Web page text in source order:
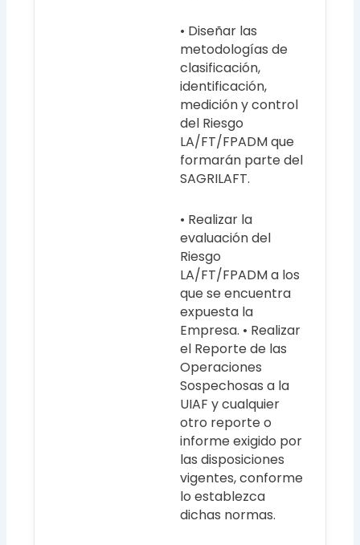
• Diseñar las
metodologías de
clasificación,
identificación,
medición y control
del Riesgo
LA/FT/FPADM que
formarán parte del
SAGRILAFT.
• Realizar la
evaluación del
Riesgo
LA/FT/FPADM a los
que se encuentra
expuesta la
Empresa. • Realizar
el Reporte de las
Operaciones
Sospechosas a la
UIAF y cualquier
otro reporte o
informe exigido por
las disposiciones
vigentes, conforme
lo establezca
dichas normas.